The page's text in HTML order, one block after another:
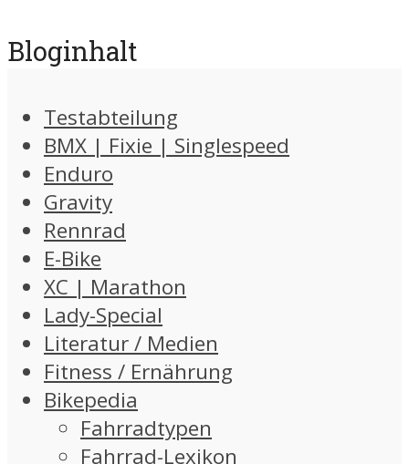
Bloginhalt
Testabteilung
BMX | Fixie | Singlespeed
Enduro
Gravity
Rennrad
E-Bike
XC | Marathon
Lady-Special
Literatur / Medien
Fitness / Ernährung
Bikepedia
Fahrradtypen
Fahrrad-Lexikon